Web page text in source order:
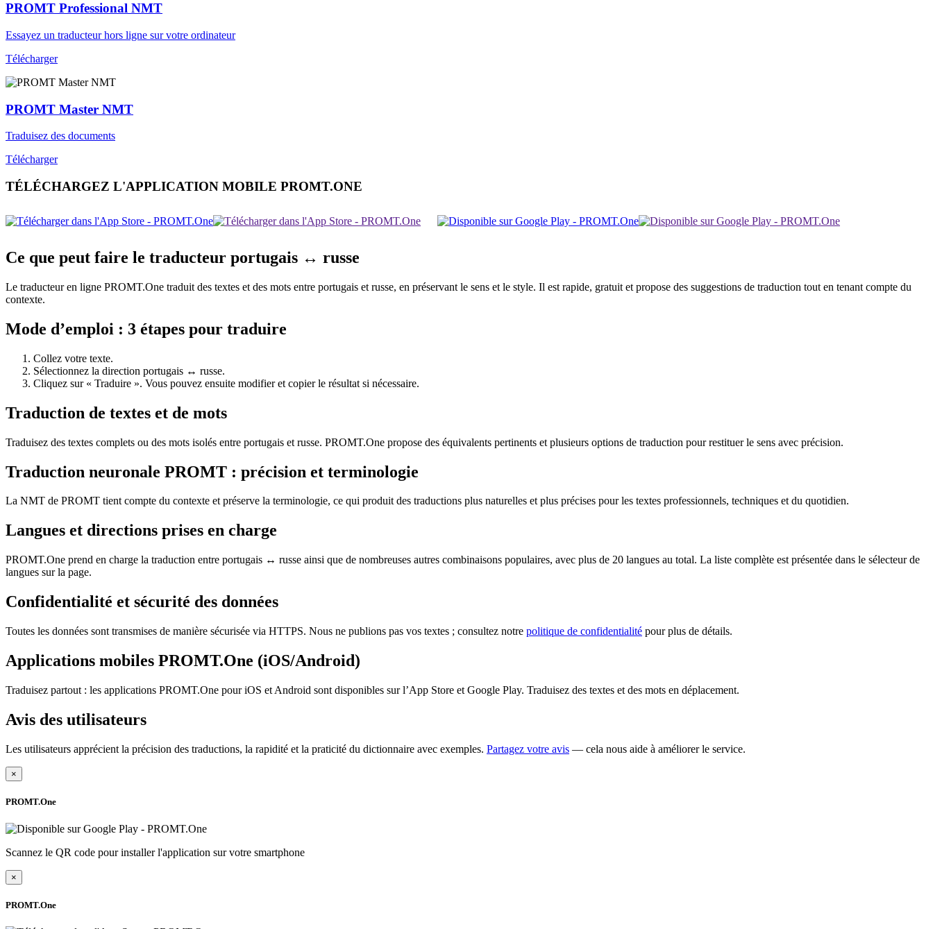
PROMT Professional NMT
Essayez un traducteur hors ligne sur votre ordinateur
Télécharger
PROMT Master NMT
Traduisez des documents
Télécharger
TÉLÉCHARGEZ L'APPLICATION MOBILE PROMT.ONE
Ce que peut faire le traducteur portugais ↔ russe
Le traducteur en ligne PROMT.One traduit des textes et des mots entre portugais et russe, en préservant le sens et le style. Il est rapide, gratuit et propose des suggestions de traduction tout en tenant compte du
contexte.
Mode d’emploi : 3 étapes pour traduire
Collez votre texte.
Sélectionnez la direction portugais ↔ russe.
Cliquez sur « Traduire ». Vous pouvez ensuite modifier et copier le résultat si nécessaire.
Traduction de textes et de mots
Traduisez des textes complets ou des mots isolés entre portugais et russe. PROMT.One propose des équivalents pertinents et plusieurs options de traduction pour restituer le sens avec précision.
Traduction neuronale PROMT : précision et terminologie
La NMT de PROMT tient compte du contexte et préserve la terminologie, ce qui produit des traductions plus naturelles et plus précises pour les textes professionnels, techniques et du quotidien.
Langues et directions prises en charge
PROMT.One prend en charge la traduction entre portugais ↔ russe ainsi que de nombreuses autres combinaisons populaires, avec plus de 20 langues au total. La liste complète est présentée dans le sélecteur de
langues sur la page.
Confidentialité et sécurité des données
Toutes les données sont transmises de manière sécurisée via HTTPS. Nous ne publions pas vos textes ; consultez notre politique de confidentialité pour plus de détails.
Applications mobiles PROMT.One (iOS/Android)
Traduisez partout : les applications PROMT.One pour iOS et Android sont disponibles sur l’App Store et Google Play. Traduisez des textes et des mots en déplacement.
Avis des utilisateurs
Les utilisateurs apprécient la précision des traductions, la rapidité et la praticité du dictionnaire avec exemples. Partagez votre avis — cela nous aide à améliorer le service.
×
PROMT.One
Scannez le QR code pour installer l'application sur votre smartphone
×
PROMT.One